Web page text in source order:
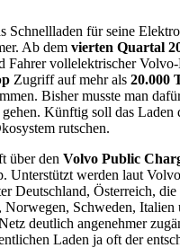
Schnellladen für seine
Ab dem vierten Quartal
Fahrer vollelektrischer
Zugriff auf mehr als 20.000
Bisher musste man
gehen. Künftig soll das
rutschen.
über den Volvo Public
Unterstützt werden laut Volvo
Deutschland, Österreich,
Norwegen, Schweden, Italien
deutlich angenehmer
Laden ja oft der